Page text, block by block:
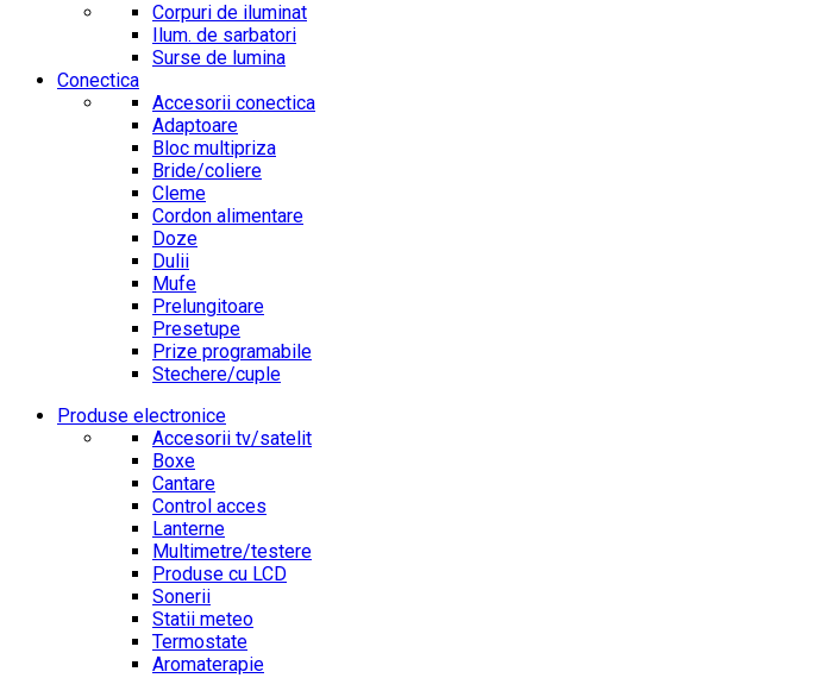
Corpuri de iluminat
Ilum. de sarbatori
Surse de lumina
Conectica
Accesorii conectica
Adaptoare
Bloc multipriza
Bride/coliere
Cleme
Cordon alimentare
Doze
Dulii
Mufe
Prelungitoare
Presetupe
Prize programabile
Stechere/cuple
Produse electronice
Accesorii tv/satelit
Boxe
Cantare
Control acces
Lanterne
Multimetre/testere
Produse cu LCD
Sonerii
Statii meteo
Termostate
Aromaterapie